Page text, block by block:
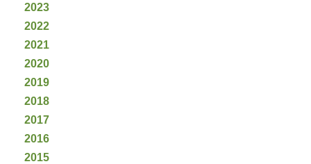
2023
2022
2021
2020
2019
2018
2017
2016
2015